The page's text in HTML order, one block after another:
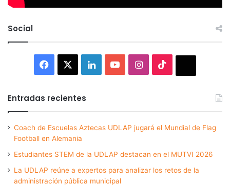
Social
Facebook LinkedInYouTubeInstagram
Entradas recientes
Coach de Escuelas Aztecas UDLAP jugará el Mundial de Flag
Football en Alemania
Estudiantes STEM de la UDLAP destacan en el MUTVI 2026
La UDLAP reúne a expertos para analizar los retos de la
administración pública municipal